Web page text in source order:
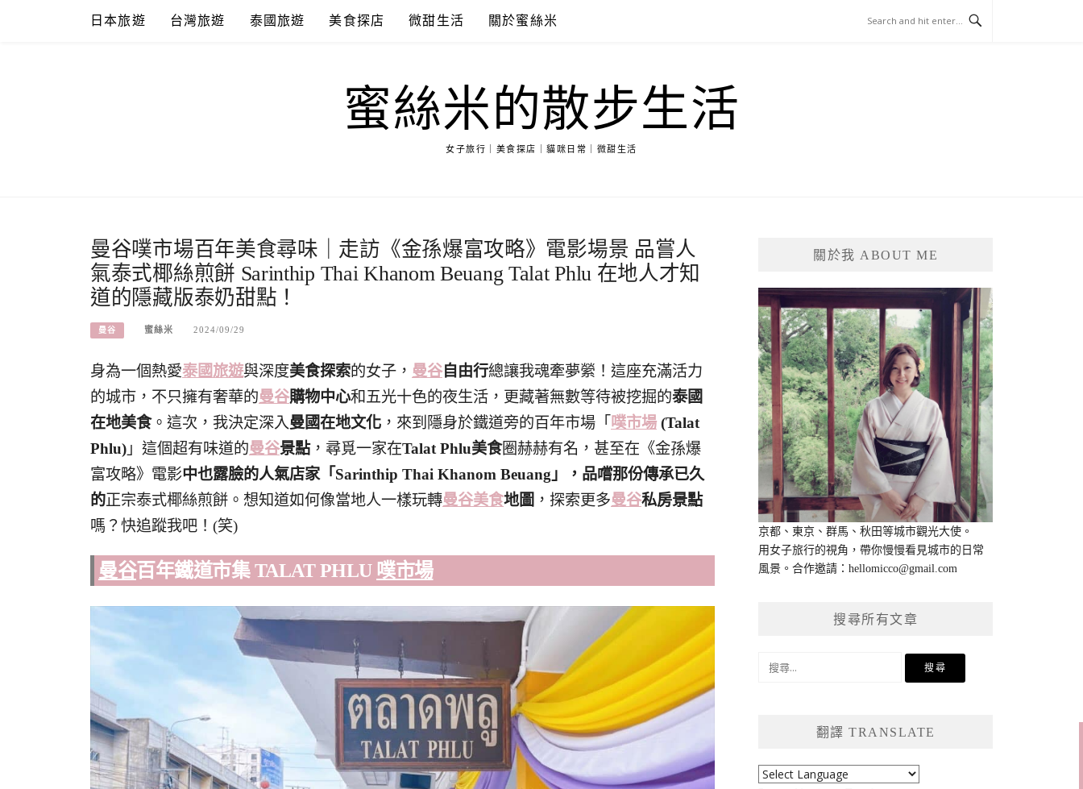
日本旅遊 台灣旅遊 泰國旅遊 美食探店 微甜生活 關於蜜絲米
蜜絲米的散步生活
女子旅行｜美食探店｜貓咪日常｜微甜生活
曼谷噗市場百年美食尋味｜走訪《金孫爆富攻略》電影場景 品嘗人
氣泰式椰絲煎餅 Sarinthip Thai Khanom Beuang Talat Phlu 在地人才知
道的隱藏版泰奶甜點！
曼谷 蜜絲米 2024/09/29
身為一個熱愛泰國旅遊與深度美食探索的女子， 曼谷自由行總讓我魂牽夢縈！這座充滿活力
的城市，不只擁有奢華的曼谷購物中心和五光十色的夜生活，更藏著無數等待被挖掘的泰國
在地美食。這次，我決定深入曼國在地文化 ，來到隱身於鐵道旁的百年市場「 噗市場 (Talat
Phlu) 」這個超有味道的曼谷景點，尋覓一家在Talat Phlu美食圈赫赫有名，甚至在《金孫爆
富攻略》電影中也露臉的人氣店家「Sarinthip Thai Khanom Beuang」，品嚐那份傳承已久
的正宗泰式椰絲煎餅。想知道如何像當地人一樣玩轉曼谷美食地圖 ，探索更多曼谷私房景點
嗎？快追蹤我吧！(笑)
曼谷百年鐵道市集 TALAT PHLU 噗市場
關於我 ABOUT ME
京都、東京、群馬、秋田等城市觀光大使。
用女子旅行的視角，帶你慢慢看見城市的日常
風景。合作邀請：hellomicco@gmail.com
搜尋所有文章
翻譯 TRANSLATE